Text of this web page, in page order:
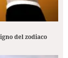
del zodiaco